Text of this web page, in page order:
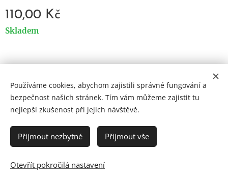
110,00 Kč
Skladem
DO KOŠÍKU
Cookies
Jazyky
Čeština
English
Používáme cookies, abychom zajistili správné fungování a
bezpečnost našich stránek. Tím vám můžeme zajistit tu
nejlepší zkušenost při jejich návštěvě.
Přijmout nezbytné Přijmout vše
Otevřít pokročilá nastavení